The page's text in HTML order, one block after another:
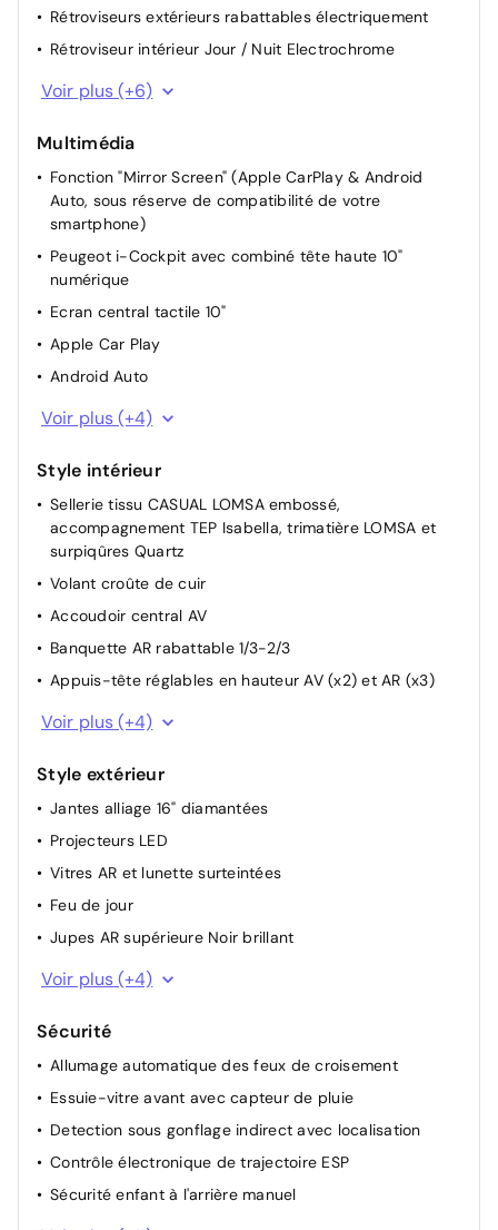
Rétroviseurs extérieurs rabattables électriquement
Rétroviseur intérieur Jour / Nuit Electrochrome
Siège conducteur avec réglage manuel en hauteur
Lève vitres AV électriques et séquentiels
Rétroviseurs extérieurs chauffants électriques
Volant réglable en hauteur et en profondeur
Voir plus (+6)
Multimédia
Fonction "Mirror Screen" (Apple CarPlay & Android
Auto, sous réserve de compatibilité de votre
smartphone)
Peugeot i-Cockpit avec combiné tête haute 10"
numérique
Ecran central tactile 10"
Apple Car Play
Android Auto
Combiné dalle numérique TFT 10 Pouces
Port USB
Ordinateur de bord
Voir plus (+4)
Style intérieur
Sellerie tissu CASUAL LOMSA embossé,
accompagnement TEP Isabella, trimatière LOMSA et
surpiqûres Quartz
Volant croûte de cuir
Accoudoir central AV
Banquette AR rabattable 1/3-2/3
Appuis-tête réglables en hauteur AV (x2) et AR (x3)
Eclairage intérieur Plafonnier AV A-DOME 3 ampoules
(1 lampe, 2 liseuses AV)
Commandes multimédia sur volant
Miroir de courtoisie occultable sans éclairage
Pochettes de rangement à l'AR des sièges AV
Voir plus (+4)
Style extérieur
Jantes alliage 16" diamantées
Projecteurs LED
Vitres AR et lunette surteintées
Feu de jour
Jupes AR supérieure Noir brillant
Jupes AR inférieure noir grainé
Antenne requin
Coques de rétroviseurs extérieurs Noir Brillant
Voir plus (+4)
Sécurité
Allumage automatique des feux de croisement
Essuie-vitre avant avec capteur de pluie
Detection sous gonflage indirect avec localisation
Contrôle électronique de trajectoire ESP
Sécurité enfant à l'arrière manuel